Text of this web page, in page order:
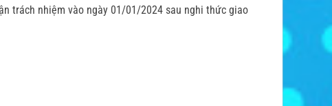
trách nhiệm vào ngày 01/01/2024 sau nghi thức giao